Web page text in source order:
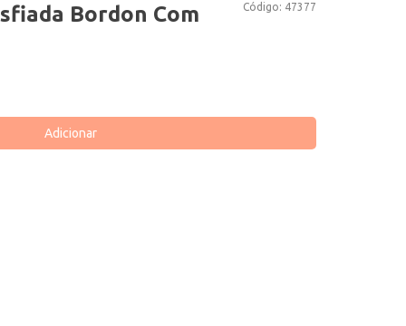
Código: 47377
Bordon Com
Adicionar